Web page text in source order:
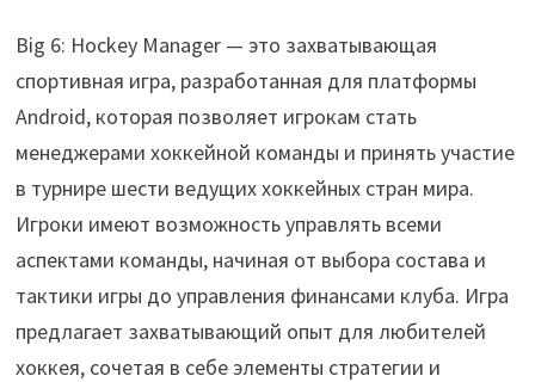
Big 6: Hockey Manager — это захватывающая
спортивная игра, разработанная для платформы
Android, которая позволяет игрокам стать
менеджерами хоккейной команды и принять участие
в турнире шести ведущих хоккейных стран мира.
Игроки имеют возможность управлять всеми
аспектами команды, начиная от выбора состава и
тактики игры до управления финансами клуба. Игра
предлагает захватывающий опыт для любителей
хоккея, сочетая в себе элементы стратегии и